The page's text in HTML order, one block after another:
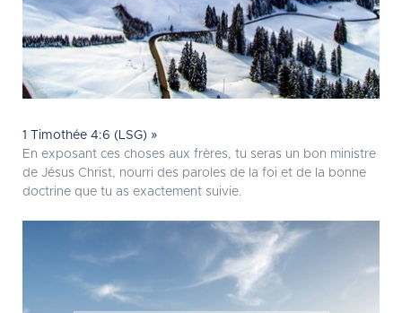
1 Timothée 4:6 (LSG) »
En exposant ces choses aux frères, tu seras un bon ministre
de Jésus Christ, nourri des paroles de la foi et de la bonne
doctrine que tu as exactement suivie.